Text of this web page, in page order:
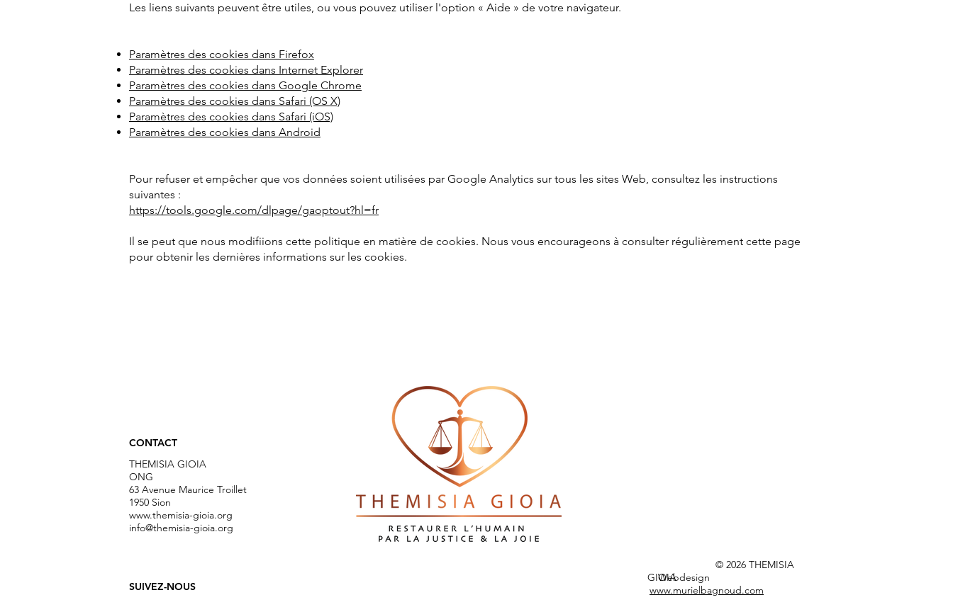
Les liens suivants peuvent être utiles, ou vous pouvez utiliser l'option « Aide » de votre navigateur.
Paramètres des cookies dans Firefox
Paramètres des cookies dans Internet Explorer
Paramètres des cookies dans Google Chrome
Paramètres des cookies dans Safari (OS X)
Paramètres des cookies dans Safari (iOS)
Paramètres des cookies dans Android
Pour refuser et empêcher que vos données soient utilisées par Google Analytics sur tous les sites Web, consultez les instructions
suivantes :
https://tools.google.com/dlpage/gaoptout?hl=fr
Il se peut que nous modifiions cette politique en matière de cookies. Nous vous encourageons à consulter régulièrement cette page
pour obtenir les dernières informations sur les cookies.
CONTACT
THEMISIA GIOIA
ONG
63 Avenue Maurice Troillet
1950 Sion
www.themisia-gioia.org
info@themisia-gioia.org
SUIVEZ-NOUS
Webdesign
www.murielbagnoud.com
© 2026 THEMISIA
GIOIA